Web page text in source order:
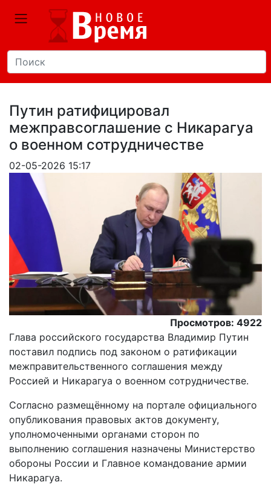
Путин ратифицировал
межправсоглашение с Никарагуа
о военном сотрудничестве
02-05-2026 15:17
Просмотров: 4922
Глава российского государства Владимир Путин
поставил подпись под законом о ратификации
межправительственного соглашения между
Россией и Никарагуа о военном сотрудничестве.
Согласно размещённому на портале официального
опубликования правовых актов документу,
уполномоченными органами сторон по
выполнению соглашения назначены Министерство
обороны России и Главное командование армии
Никарагуа.